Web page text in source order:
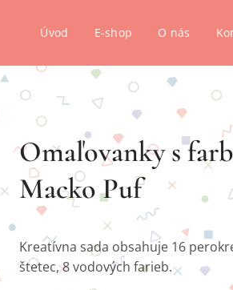
Úvod E-shop O nás
Omaľovanky s
Macko Puf
Kreatívna sada obsahuje 16
štetec, 8 vodových farieb.